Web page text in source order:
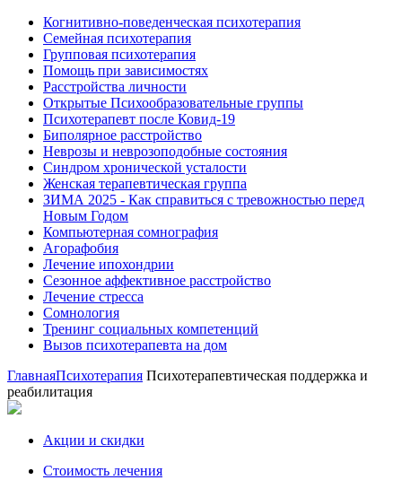
Когнитивно-поведенческая психотерапия
Семейная психотерапия
Групповая психотерапия
Помощь при зависимостях
Расстройства личности
Открытые Психообразовательные группы
Психотерапевт после Ковид-19
Биполярное расстройство
Неврозы и неврозоподобные состояния
Синдром хронической усталости
Женская терапевтическая группа
ЗИМА 2025 - Как справиться с тревожностью перед
Новым Годом
Компьютерная сомнография
Агорафобия
Лечение ипохондрии
Сезонное аффективное расстройство
Лечение стресса
Сомнология
Тренинг социальных компетенций
Вызов психотерапевта на дом
ГлавнаяПсихотерапия Психотерапевтическая поддержка и
реабилитация
Акции и скидки
Стоимость лечения